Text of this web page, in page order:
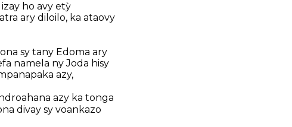
ho avy etỳ
ary diloilo, ka ataovy
sy tany Edoma ary
namela ny Joda hisy
azy,
azy ka tonga
divay sy voankazo